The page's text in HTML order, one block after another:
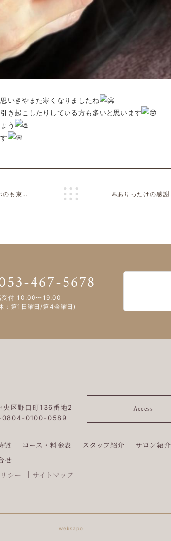
いきやまた寒くなりましたね
き起こしたりしている方も多いと思います
う
やっと暖かくなってきましたね........と、喜ぶのも束の間… 花粉が辛い季節になりそうです😷
467-5678
受付 10:00〜19:00
：第1日曜日/第4金曜日)
央区野口町136番地2
0804-0100-0589
Access
徴 コース・料金表 スタッフ紹介 サロン紹介
せ
シー
サイトマップ
websapo